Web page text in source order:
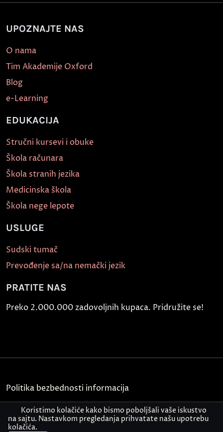
UPOZNAJTE NAS
O nama
Tim Akademije Oxford
Blog
e-Learning
EDUKACIJA
Stručni kursevi i obuke
Škola računara
Škola stranih jezika
Medicinska škola
Škola nege lepote
USLUGE
Sudski tumač
Prevođenje sa/na nemački jezik
PRATITE NAS
Preko 2.000.000 zadovoljnih kupaca. Pridružite se!
Politika bezbednosti informacija
Kontakt
Koristimo kolačiće kako bismo poboljšali vaše iskustvo
na sajtu. Nastavkom pregledanja prihvatate našu upotrebu
kolačića.